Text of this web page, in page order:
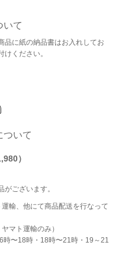
いて
品に紙の納品書はお入れしてお
ください。
ついて
）
ございます。
輸、他にて商品配送を行なって
マト運輸のみ）
時〜18時・18時〜21時・19～21